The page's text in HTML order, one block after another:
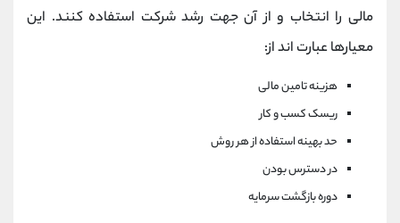
مالی را انتخاب و از آن جهت رشد شرکت استفاده کنند. این
معیارها عبارت اند از:
هزینه تامین مالی
ریسک کسب و کار
حد بهینه استفاده از هر روش
در دسترس بودن
دوره بازگشت سرمایه